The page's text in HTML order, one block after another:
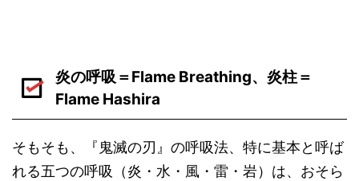
炎の呼吸＝Flame Breathing、炎柱＝
Flame Hashira
そもそも、『鬼滅の刃』の呼吸法、特に基本と呼ば
れる五つの呼吸（炎・水・風・雷・岩）は、おそら